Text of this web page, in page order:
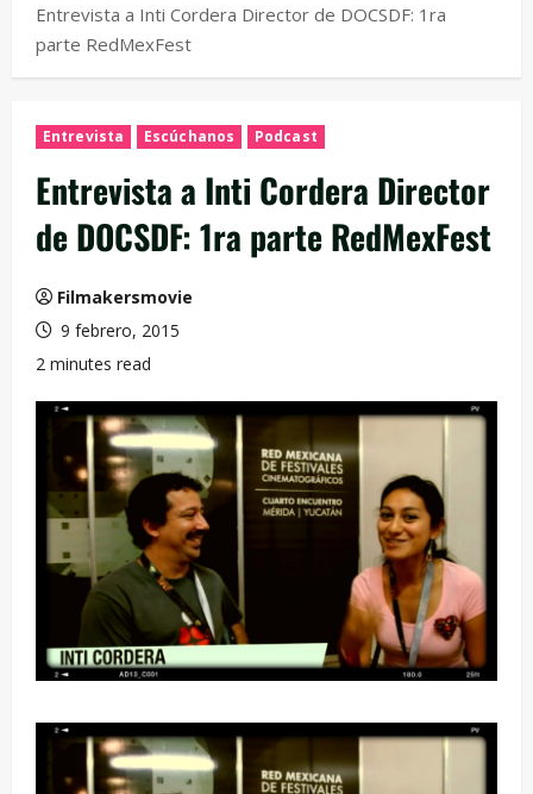
Entrevista a Inti Cordera Director de DOCSDF: 1ra
parte RedMexFest
Entrevista Escúchanos Podcast
Entrevista a Inti Cordera Director
de DOCSDF: 1ra parte RedMexFest
Filmakersmovie
9 febrero, 2015
2 minutes read